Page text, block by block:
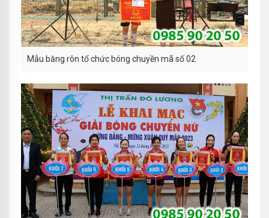
Mẫu băng rôn tổ chức bóng chuyền mã số 02